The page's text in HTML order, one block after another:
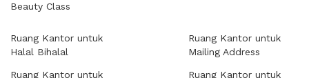
Beauty Class
Ruang Kantor untuk
Halal Bihalal
Ruang Kantor untuk
Ruang Kantor untuk
Mailing Address
Ruang Kantor untuk